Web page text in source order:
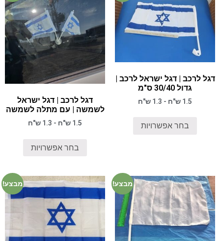
דגל לרכב | דגל ישראל לרכב |
גדול 30/40 ס"מ
1.5 ש"ח - 1.3 ש"ח
בחר אפשרויות
דגל לרכב | דגל ישראל
לשמשה | עם מתלה לשמשה
1.5 ש"ח - 1.3 ש"ח
בחר אפשרויות
מבצע! מבצע!